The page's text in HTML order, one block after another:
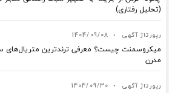
(تحلیل رفتاری)
رپورتاژ آگهی •
1404/09/08
میکروسمنت چیست؟ معرفی ترندترین متریال‌های
مدرن
رپورتاژ آگهی •
1404/09/30